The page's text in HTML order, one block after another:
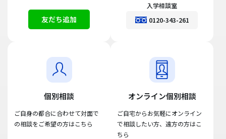
友だち追加
入学相談室
0120-343-261
個別相談
ご自身の都合に合わせて対面で
の相談をご希望の方はこちら
オンライン個別相談
ご自宅からお気軽にオンライン
で相談したい方、遠方の方はこ
ちら